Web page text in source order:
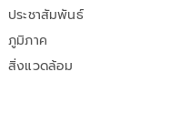
ประชาสัมพันธ์
ภูมิภาค
สิ่งแวดล้อม